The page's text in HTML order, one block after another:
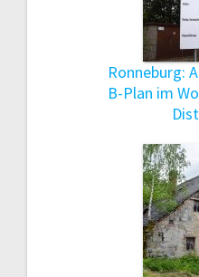
Ronneburg:
B-Plan im